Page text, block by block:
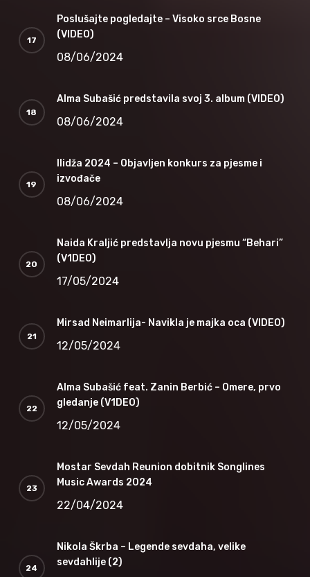
Poslušajte pogledajte – Visoko srce Bosne
(VIDEO)
08/06/2024
Alma Subašić predstavila svoj 3. album (VIDEO)
08/06/2024
Ilidža 2024 – Objavljen konkurs za pjesme i
izvođače
08/06/2024
Naida Kraljić predstavlja novu pjesmu “Behari”
(V1DEO)
17/05/2024
Mirsad Neimarlija- Navikla je majka oca (VIDEO)
12/05/2024
Alma Subašić feat. Zanin Berbić – Omere, prvo
gledanje (V1DEO)
12/05/2024
Mostar Sevdah Reunion dobitnik Songlines
Music Awards 2024
22/04/2024
Nikola Škrba – Legende sevdaha, velike
sevdahlije (2)